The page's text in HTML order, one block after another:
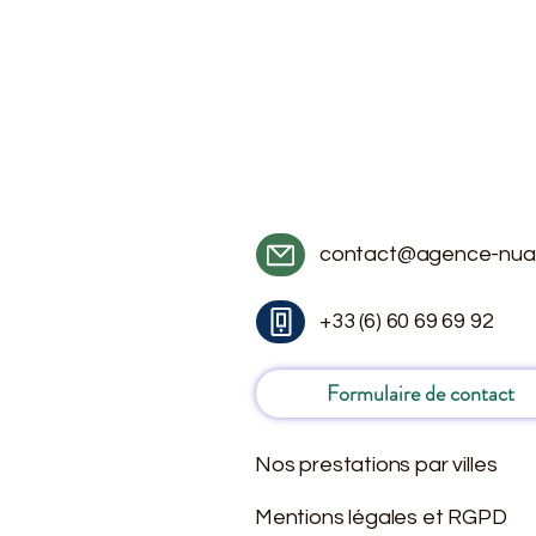
contact@agence-
+33 (6) 60 69 69 92
Formulaire de contact
Nos prestations par villes
Mentions légales et RGPD